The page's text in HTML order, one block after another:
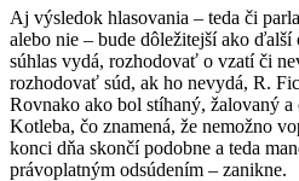
Aj výsledok hlasovania – teda či
alebo nie – bude dôležitejší ako
súhlas vydá, rozhodovať o vzatí či
rozhodovať súd, ak ho nevydá, R.
Rovnako ako bol stíhaný, žalovaný a
Kotleba, čo znamená, že nemožno
konci dňa skončí podobne a teda
právoplatným odsúdením – zanikne.